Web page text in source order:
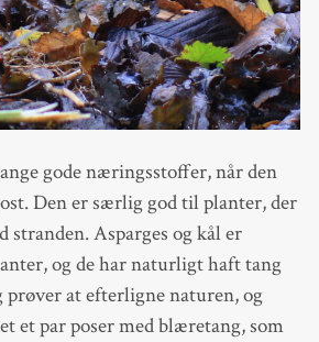
gode næringsstoffer, når den
Den er særlig god til planter, der
Asparges og kål er
og de har naturligt haft tang
prøver at efterligne naturen, og
et par poser med blæretang, som